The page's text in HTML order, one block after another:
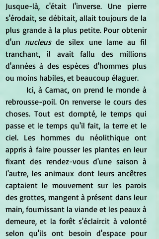
Jusque-là, c'était l'inverse. Une pierre
s'érodait, se débitait, allait toujours de la
plus grande à la plus petite. Pour obtenir
d'un nucleus de silex une lame au fil
tranchant, il avait fallu des millions
d'années à des espèces d'hommes plus
ou moins habiles, et beaucoup élaguer.
rebrousse-poil. On renverse le cours des
choses. Tout est dompté, le temps qui
passe et le temps qu'il fait, la terre et le
ciel. Les hommes du néolithique ont
appris à faire pousser les plantes en leur
fixant des rendez-vous d'une saison à
l'autre, les animaux dont leurs ancêtres
captaient le mouvement sur les parois
des grottes, mangent à présent dans leur
main, fournissant la viande et les peaux à
demeure, et la forêt s'éclaircit à volonté
selon qu'ils ont besoin d'espace pour